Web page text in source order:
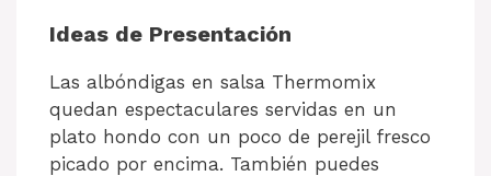
Ideas de Presentación
Las albóndigas en salsa Thermomix
quedan espectaculares servidas en un
plato hondo con un poco de perejil fresco
picado por encima. También puedes